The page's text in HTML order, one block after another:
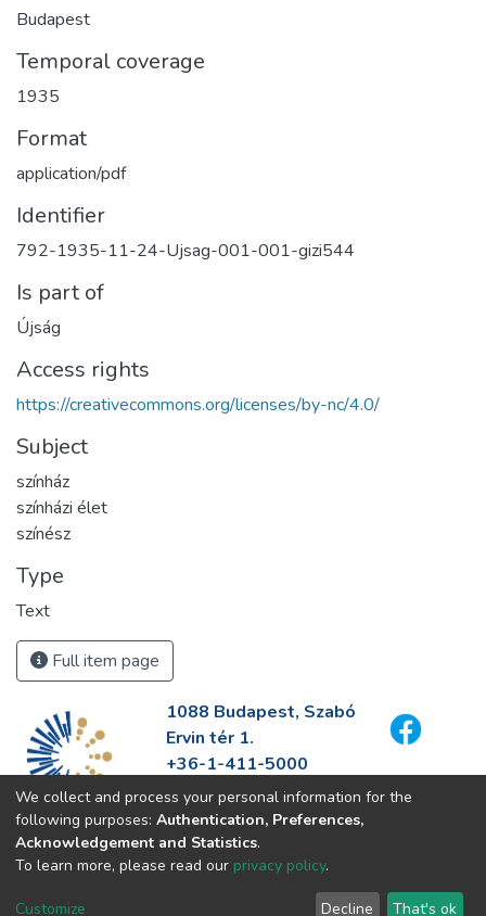
Budapest
Temporal coverage
1935
Format
application/pdf
Identifier
792-1935-11-24-Ujsag-001-001-gizi544
Is part of
Újság
Access rights
https://creativecommons.org/licenses/by-nc/4.0/
Subject
színház
színházi élet
színész
Type
Text
Full item page
1088 Budapest, Szabó
Ervin tér 1.
+36-1-411-5000
info@fszek.hu
https://fszek.hu
We collect and process your personal information for the
following purposes: Authentication, Preferences,
Acknowledgement and Statistics.
To learn more, please read our privacy policy.
Customize Decline That's ok